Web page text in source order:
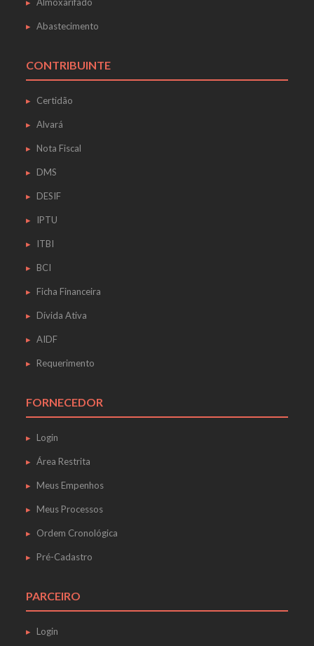
Abastecimento
CONTRIBUINTE
Certidão
Alvará
Nota Fiscal
DMS
DESIF
IPTU
ITBI
BCI
Ficha Financeira
Dívida Ativa
AIDF
Requerimento
FORNECEDOR
Login
Área Restrita
Meus Empenhos
Meus Processos
Ordem Cronológica
Pré-Cadastro
PARCEIRO
Login